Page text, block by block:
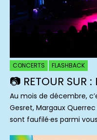
CONCERTS FLASHBACK
📷 RETOUR SUR
Au mois de décembre,
Gesret, Margaux
sont faufilé·es parmi